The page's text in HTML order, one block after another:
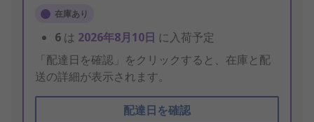
在庫あり
6 は 2026年8月10日 に入荷予定
「配達日を確認」をクリックすると、在庫と配
送の詳細が表示されます。
配達日を確認